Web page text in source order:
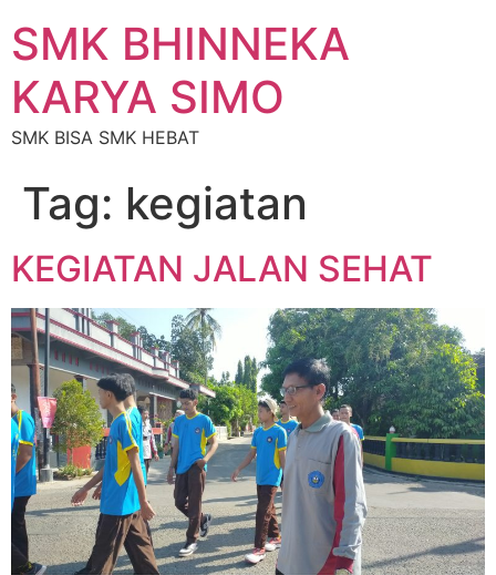
SMK BHINNEKA
KARYA SIMO
SMK BISA SMK HEBAT
Tag: kegiatan
KEGIATAN JALAN SEHAT